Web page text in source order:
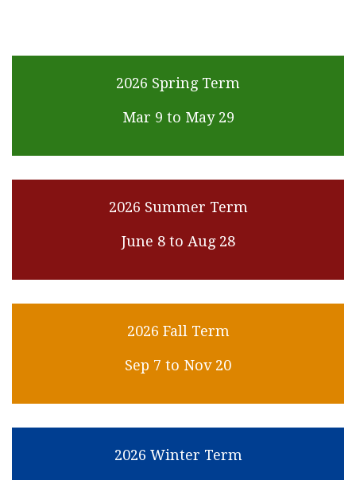
2026 Spring Term
Mar 9 to May 29
2026 Summer Term
June 8 to Aug 28
2026 Fall Term
Sep 7 to Nov 20
2026 Winter Term